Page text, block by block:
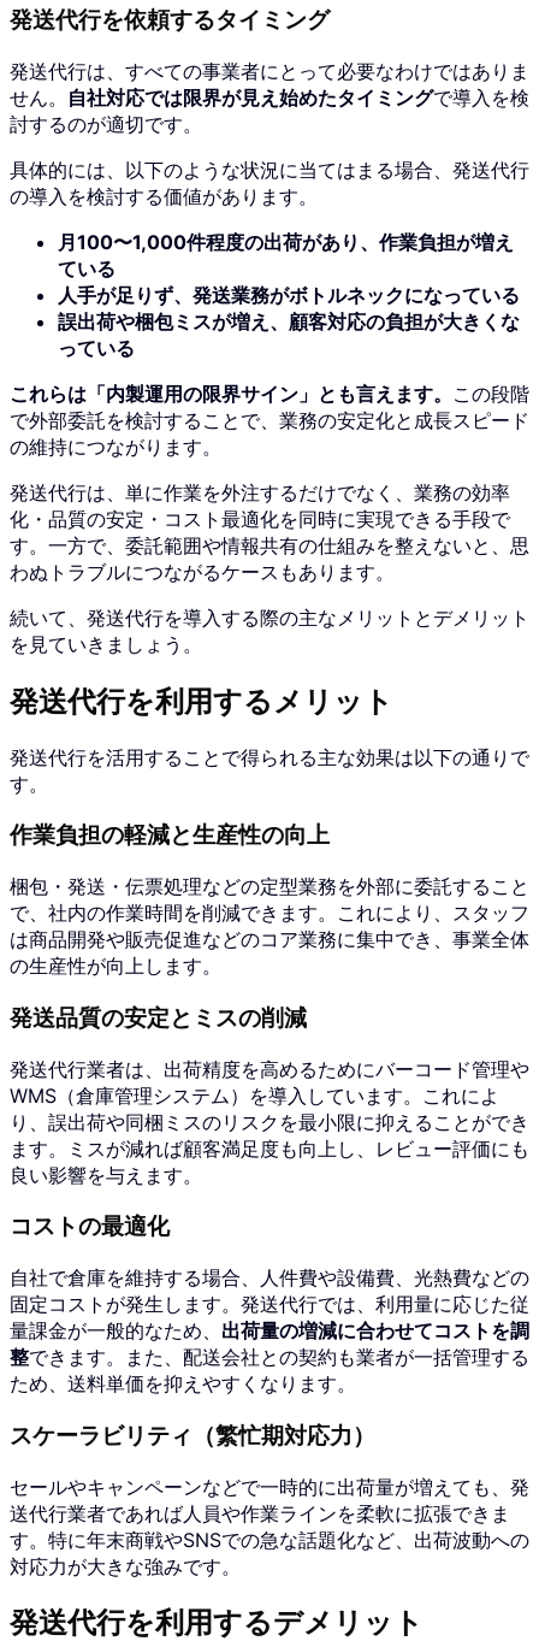
発送代行を依頼するタイミング
発送代行は、すべての事業者にとって必要なわけではありま
せん。 自社対応では限界が見え始めたタイミングで導入を検
討するのが適切です。
具体的には、以下のような状況に当てはまる場合、発送代行
の導入を検討する価値があります。
月100〜1,000件程度の出荷があり、作業負担が増え
ている
人手が足りず、発送業務がボトルネックになっている
誤出荷や梱包ミスが増え、顧客対応の負担が大きくな
っている
これらは「内製運用の限界サイン」とも言えます。 この段階
で外部委託を検討することで、業務の安定化と成長スピード
の維持につながります。
発送代行は、単に作業を外注するだけでなく、業務の効率
化・品質の安定・コスト最適化を同時に実現できる手段で
す。一方で、委託範囲や情報共有の仕組みを整えないと、思
わぬトラブルにつながるケースもあります。
続いて、発送代行を導入する際の主なメリットとデメリット
を見ていきましょう。
発送代行を利用するメリット
発送代行を活用することで得られる主な効果は以下の通りで
す。
作業負担の軽減と生産性の向上
梱包・発送・伝票処理などの定型業務を外部に委託すること
で、社内の作業時間を削減できます。これにより、スタッフ
は商品開発や販売促進などのコア業務に集中でき、事業全体
の生産性が向上します。
発送品質の安定とミスの削減
発送代行業者は、出荷精度を高めるためにバーコード管理や
WMS（倉庫管理システム）を導入しています。これによ
り、誤出荷や同梱ミスのリスクを最小限に抑えることができ
ます。ミスが減れば顧客満足度も向上し、レビュー評価にも
良い影響を与えます。
コストの最適化
自社で倉庫を維持する場合、人件費や設備費、光熱費などの
固定コストが発生します。発送代行では、利用量に応じた従
量課金が一般的なため、 出荷量の増減に合わせてコストを調
整できます。また、配送会社との契約も業者が一括管理する
ため、送料単価を抑えやすくなります。
スケーラビリティ（繁忙期対応力）
セールやキャンペーンなどで一時的に出荷量が増えても、発
送代行業者であれば人員や作業ラインを柔軟に拡張できま
す。特に年末商戦やSNSでの急な話題化など、出荷波動への
対応力が大きな強みです。
発送代行を利用するデメリット